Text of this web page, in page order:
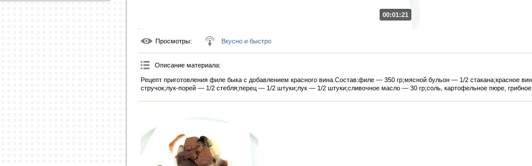
00:01:21
Просмотры: Вкусно и быстро
Описание материала:
Рецепт приготовления филе быка с добавлением красного вина.Состав:филе — 350 гр;мясной бульон — 1/2 стакана;красное
стручок;лук-порей — 1/2 стебля;перец — 1/2 штуки;лук — 1/2 штуки;сливочное масло — 30 гр;соль, картофельное пюре, грибное